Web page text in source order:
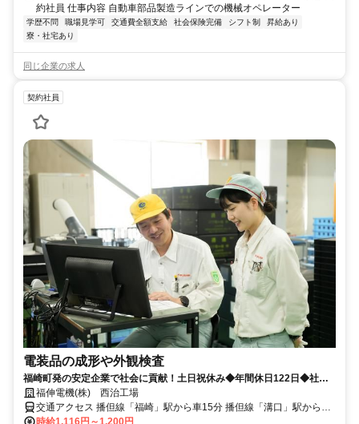
約社員 仕事内容 自動車部品製造ラインでの機械オペレーター
学歴不問 職場見学可 交通費全額支給 社会保険完備 シフト制
昇給あり
寮・社宅あり
同じ企業の求人
契約社員
電装品の成形や外観検査
福崎町発の安定企業で社会に貢献！土日祝休み◆年間休日122日◆社員
登用あり
福伸電機(株) 西治工場
交通アクセス 播但線「福崎」駅から車15分 播但線「溝口」駅から車
15分 播但線「香呂」駅から車21分
時給1,116円～1,200円